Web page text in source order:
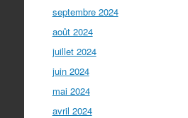
septembre 2024
août 2024
juillet 2024
juin 2024
mai 2024
avril 2024